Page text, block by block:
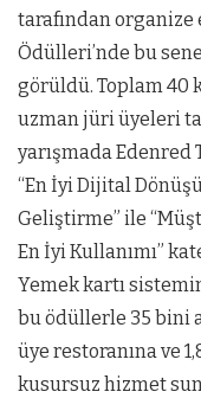
tarafından
Ödülleri’nde bu
görüldü. Toplam 40
uzman jüri üyeleri
yarışmada Edenred
“En İyi Dijital
Geliştirme” ile
En İyi Kullanımı”
Yemek kartı
bu ödüllerle 35 bini
üye restoranına ve
kusursuz hizmet